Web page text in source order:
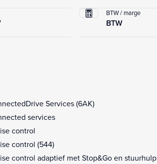
BTW / marge
BTW
Services (6AK)
services
control
control (544)
control adaptief met Stop&Go en stuurhulp